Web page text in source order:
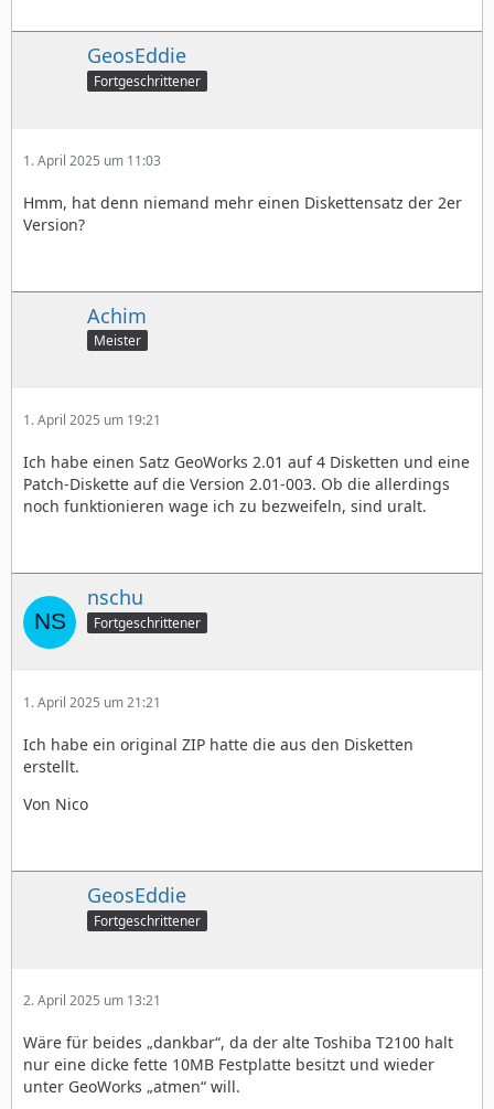
GeosEddie
Fortgeschrittener
1. April 2025 um 11:03
Hmm, hat denn niemand mehr einen Diskettensatz der 2er
Version?
Achim
Meister
1. April 2025 um 19:21
Ich habe einen Satz GeoWorks 2.01 auf 4 Disketten und eine
Patch-Diskette auf die Version 2.01-003. Ob die allerdings
noch funktionieren wage ich zu bezweifeln, sind uralt.
nschu
Fortgeschrittener
1. April 2025 um 21:21
Ich habe ein original ZIP hatte die aus den Disketten
erstellt.
Von Nico
GeosEddie
Fortgeschrittener
2. April 2025 um 13:21
Wäre für beides „dankbar“, da der alte Toshiba T2100 halt
nur eine dicke fette 10MB Festplatte besitzt und wieder
unter GeoWorks „atmen“ will.